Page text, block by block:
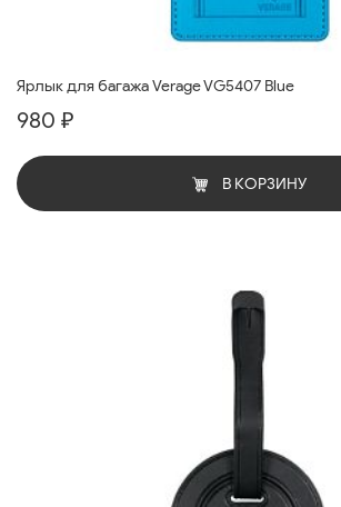
Ярлык для багажа Verage VG5407 Blue
980 ₽
В КОРЗИНУ